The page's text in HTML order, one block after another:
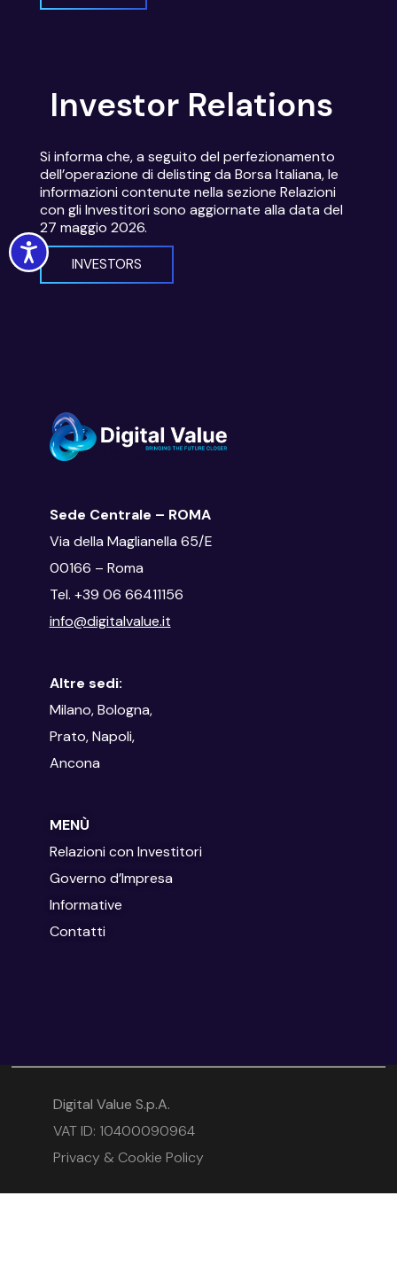
Accessibility
Investor Relations
Si informa che, a seguito del perfezionamento
dell’operazione di delisting da Borsa Italiana, le
informazioni contenute nella sezione Relazioni
con gli Investitori sono aggiornate alla data del
27 maggio 2026.
INVESTORS
Sede Centrale – ROMA
Via della Maglianella 65/E
00166 – Roma
Tel. +39 06 66411156
info@digitalvalue.it
Altre sedi:
Milano, Bologna,
Prato, Napoli,
Ancona
MENÙ
Relazioni con Investitori
Governo d’Impresa
Informative
Contatti
Digital Value S.p.A.
VAT ID: 10400090964
Privacy & Cookie Policy